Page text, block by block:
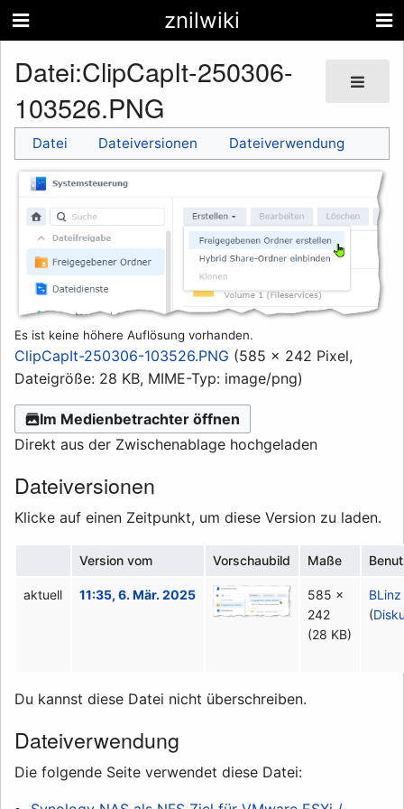
znilwiki
Datei:ClipCapIt-250306-
103526.PNG
Datei Dateiversionen Dateiverwendung
Es ist keine höhere Auflösung vorhanden.
ClipCapIt-250306-103526.PNG (585 × 242 Pixel,
Dateigröße: 28 KB, MIME-Typ: image/png)
Im Medienbetrachter öffnen
Direkt aus der Zwischenablage hochgeladen
Dateiversionen
Klicke auf einen Zeitpunkt, um diese Version zu laden.
Version vom Vorschaubild Maße
aktuell 11:35, 6. Mär. 2025
585 ×
242
(28 KB)
BLinz
(
Du kannst diese Datei nicht überschreiben.
Dateiverwendung
Die folgende Seite verwendet diese Datei: